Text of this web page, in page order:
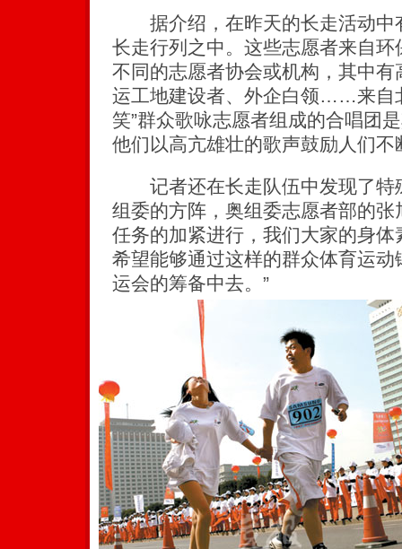
据介绍，在昨天的长走活动中
长走行列之中。这些志愿者来自
不同的志愿者协会或机构，其中
运工地建设者、外企白领……来自
笑”群众歌咏志愿者组成的合唱团
他们以高亢雄壮的歌声鼓励人们不
记者还在长走队伍中发现了特
组委的方阵，奥组委志愿者部的张
任务的加紧进行，我们大家的身
希望能够通过这样的群众体育运
运会的筹备中去。”